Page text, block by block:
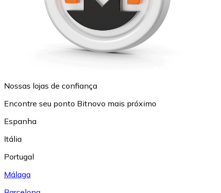
Nossas lojas de confiança
Encontre seu ponto Bitnovo mais próximo
Espanha
Itália
Portugal
Málaga